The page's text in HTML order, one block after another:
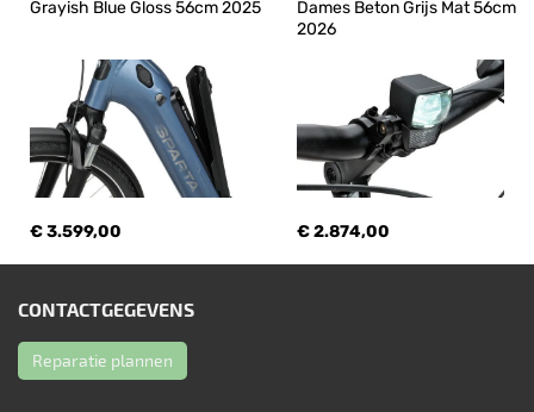
Grayish Blue Gloss 56cm 2025
€ 3.599,00
Dames Beton Grijs Mat 56cm
2026
€ 2.874,00
CONTACTGEGEVENS
Reparatie plannen